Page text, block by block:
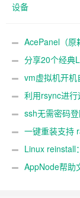
设备
AcePanel（原
分享20个经典
vm虚拟机开机
利用rsync进
ssh无需密码登
一键重装支持
不同系统互装
Linux reinstall
AppNode帮助